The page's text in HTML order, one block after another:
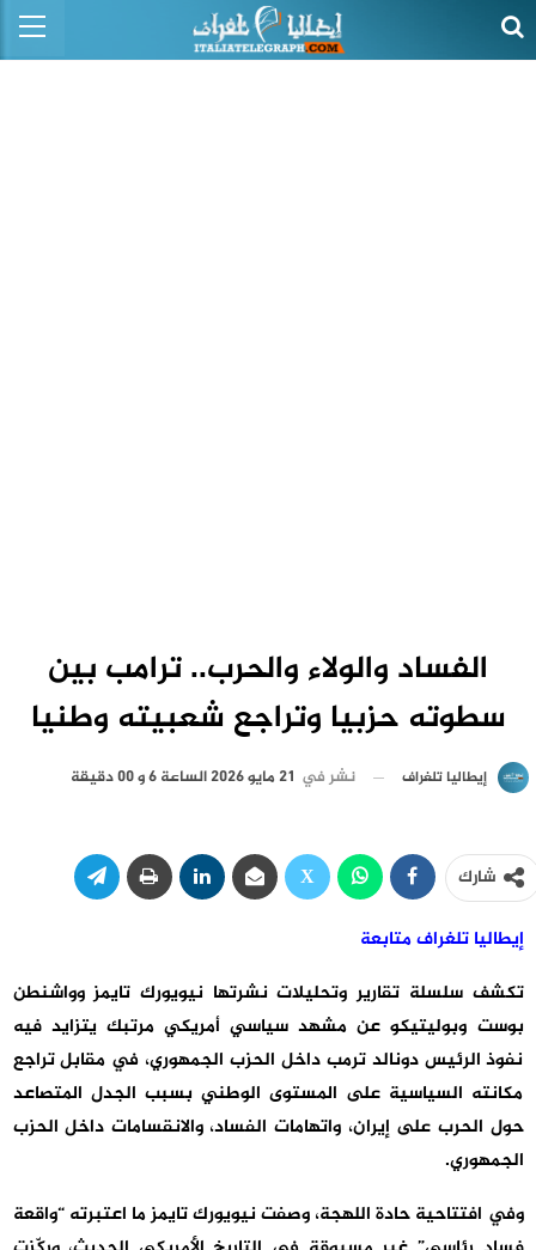
الفساد والولاء والحرب.. ترامب بين
سطوته حزبيا وتراجع شعبيته وطنيا
إيطاليا تلغراف نشر في 21 مايو 2026 الساعة 6 و 00 دقيقة
شارك
إيطاليا تلغراف متابعة
تكشف سلسلة تقارير وتحليلات نشرتها نيويورك تايمز وواشنطن
بوست وبوليتيكو عن مشهد سياسي أمريكي مرتبك يتزايد فيه
نفوذ الرئيس دونالد ترمب داخل الحزب الجمهوري، في مقابل تراجع
مكانته السياسية على المستوى الوطني بسبب الجدل المتصاعد
حول الحرب على إيران، واتهامات الفساد، والانقسامات داخل الحزب
الجمهوري.
وفي افتتاحية حادة اللهجة، وصفت نيويورك تايمز ما اعتبرته “واقعة